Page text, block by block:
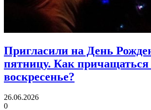
Пригласили на День
пятницу. Как причащаться
воскресенье?
26.06.2026
0